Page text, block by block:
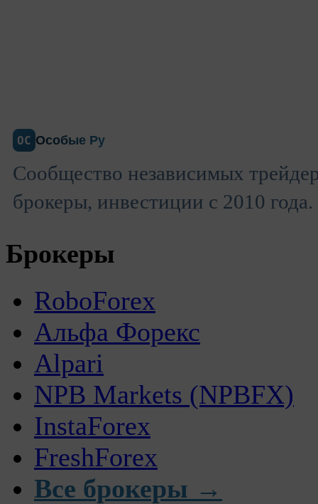
ОС Особые Ру
Сообщество независимых
брокеры, инвестиции с 2010 года.
Брокеры
RoboForex
Альфа Форекс
Alpari
NPB Markets (NPBFX)
InstaForex
FreshForex
Все брокеры →